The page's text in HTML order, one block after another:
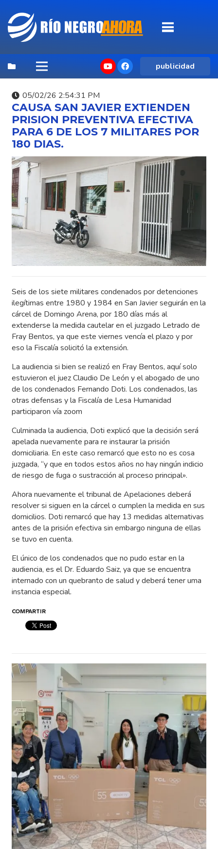
publicidad
05/02/26 2:54:31 PM
CAUSA SAN JAVIER EXTIENDEN
PRISION PREVENTIVA EFECTIVA
PARA 6 DE LOS 7 MILITARES POR
180 DIAS.
Seis de los siete militares condenados por detenciones
ilegítimas entre 1980 y 1984 en San Javier seguirán en la
cárcel de Domingo Arena, por 180 días más al
extenderse la medida cautelar en el juzgado Letrado de
Fray Bentos, ya que este viernes vencía el plazo y por
eso la Fiscalía solicitó la extensión.
La audiencia si bien se realizó en Fray Bentos, aquí solo
estuvieron el juez Claudio De León y el abogado de uno
de los condenados Fernando Doti. Los condenados, las
otras defensas y la Fiscalía de Lesa Humanidad
participaron vía zoom
Culminada la audiencia, Doti explicó que la decisión será
apelada nuevamente para re instaurar la prisión
domiciliaria. En este caso remarcó que esto no es cosa
juzgada, “y que en todos estos años no hay ningún indicio
de riesgo de fuga o sustracción al proceso principal».
Ahora nuevamente el tribunal de Apelaciones deberá
resolver si siguen en la cárcel o cumplen la medida en sus
domicilios. Doti remarcó que hay 13 medidas alternativas
antes de la prisión efectiva sin embargo ninguna de ellas
se tuvo en cuenta.
El único de los condenados que no pudo estar en la
audiencia, es el Dr. Eduardo Saiz, ya que se encuentra
internado con un quebranto de salud y deberá tener uma
instancia especial.
COMPARTIR